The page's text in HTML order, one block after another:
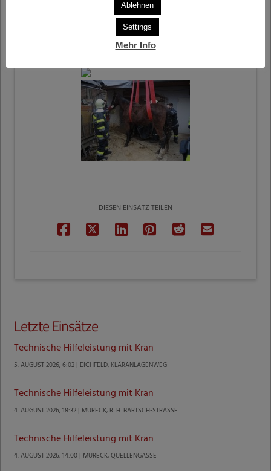
DIESEN EINSATZ TEILEN
Letzte Einsätze
Technische Hilfeleistung mit Kran
5. AUGUST 2026, 6:02 | EICHFELD, KLÄRANLAGENWEG
Technische Hilfeleistung mit Kran
4. AUGUST 2026, 18:32 | MURECK, R. H. BARTSCH-STRASSE
Technische Hilfeleistung mit Kran
4. AUGUST 2026, 14:00 | MURECK, QUELLENGASSE
Ablehnen
Settings
Mehr Info